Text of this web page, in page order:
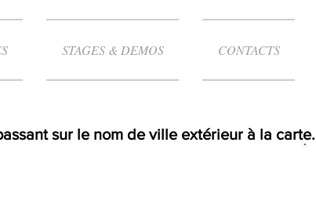
STAGES & DEMOS CONTACTS
sur le nom de ville extérieur à la carte.